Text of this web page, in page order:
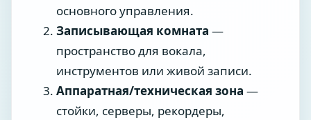
основного управления.
Записывающая комната —
пространство для вокала,
инструментов или живой записи.
Аппаратная/техническая зона —
стойки, серверы, рекордеры,